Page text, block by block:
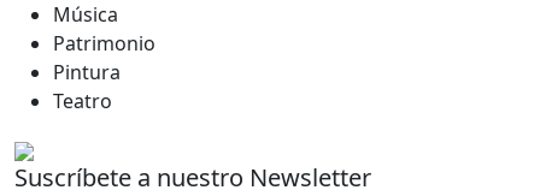
Música
Patrimonio
Pintura
Teatro
Suscríbete a nuestro Newsletter